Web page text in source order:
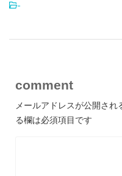
-
comment
メールアドレスが公開され
る欄は必須項目です